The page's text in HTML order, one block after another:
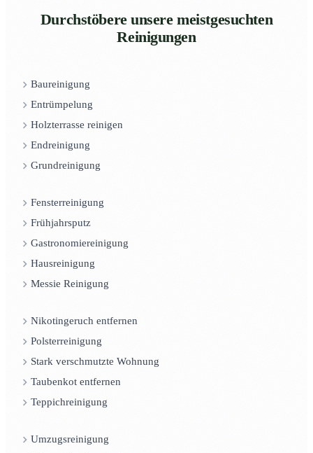
Durchstöbere unsere meistgesuchten
Reinigungen
Baureinigung
Entrümpelung
Holzterrasse reinigen
Endreinigung
Grundreinigung
Fensterreinigung
Frühjahrsputz
Gastronomiereinigung
Hausreinigung
Messie Reinigung
Nikotingeruch entfernen
Polsterreinigung
Stark verschmutzte Wohnung
Taubenkot entfernen
Teppichreinigung
Umzugsreinigung